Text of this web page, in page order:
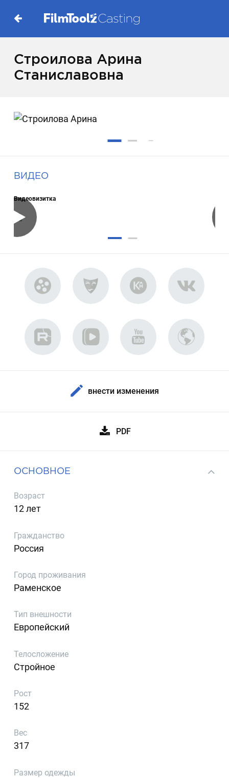
Строилова Арина
Станиславовна
ВИДЕО
Видеовизитка
внести изменения
PDF
ОСНОВНОЕ
Возраст
12 лет
Гражданство
Россия
Город проживания
Раменское
Тип внешности
Европейский
Телосложение
Стройное
Рост
152
Вес
317
Размер одежды